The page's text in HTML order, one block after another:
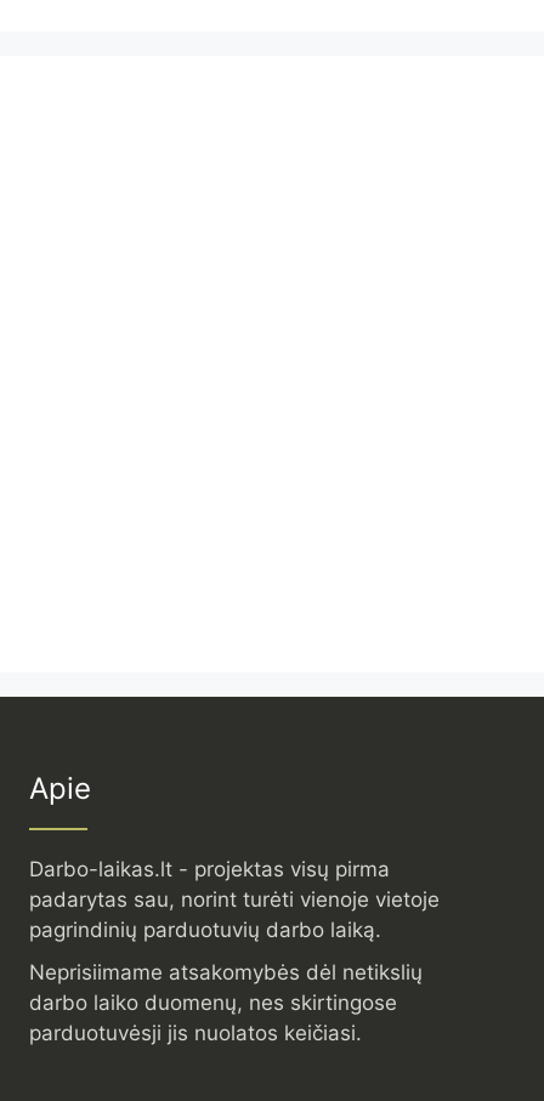
Apie
Darbo-laikas.lt - projektas visų pirma
padarytas sau, norint turėti vienoje vietoje
pagrindinių parduotuvių darbo laiką.
Neprisiimame atsakomybės dėl netikslių
darbo laiko duomenų, nes skirtingose
parduotuvėsji jis nuolatos keičiasi.